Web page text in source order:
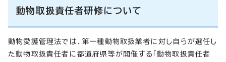
動物取扱責任者研修について
動物愛護管理法では、第一種動物取扱業者に対し自らが選任し
た動物取扱責任者に都道府県等が開催する「動物取扱責任者